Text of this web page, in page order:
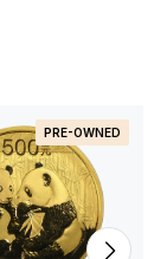
PRE-OWNED